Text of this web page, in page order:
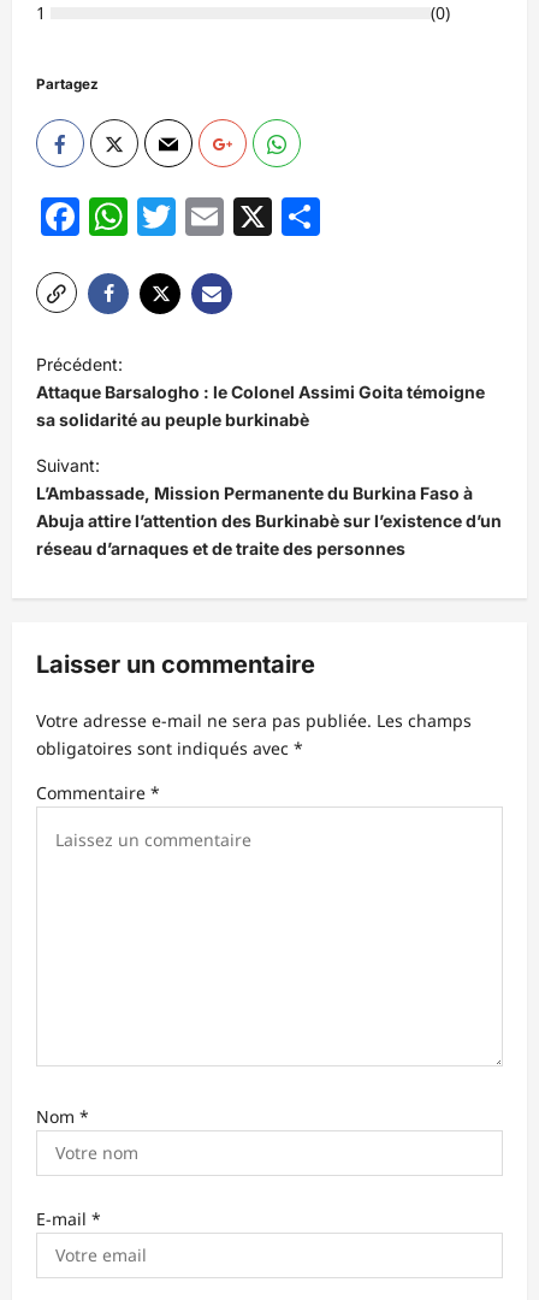
1
(0)
Partagez
Facebook
WhatsApp
Twitter
Email
X
a
v
i
g
a
o
d
’
a
Précédent:
Attaque Barsalogho : le Colonel Assimi Goita témoigne
sa solidarité au peuple burkinabè
Suivant:
L’Ambassade, Mission Permanente du Burkina Faso à
Abuja attire l’attention des Burkinabè sur l’existence d’un
réseau d’arnaques et de traite des personnes
Laisser un commentaire
Votre adresse e-mail ne sera pas publiée. Les champs
obligatoires sont indiqués avec *
Commentaire *
Nom *
E-mail *